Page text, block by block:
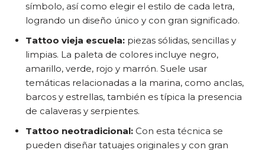
símbolo, así como elegir el estilo de cada letra,
logrando un diseño único y con gran significado.
Tattoo vieja escuela: piezas sólidas, sencillas y
limpias. La paleta de colores incluye negro,
amarillo, verde, rojo y marrón. Suele usar
temáticas relacionadas a la marina, como anclas,
barcos y estrellas, también es típica la presencia
de calaveras y serpientes.
Tattoo neotradicional: Con esta técnica se
pueden diseñar tatuajes originales y con gran